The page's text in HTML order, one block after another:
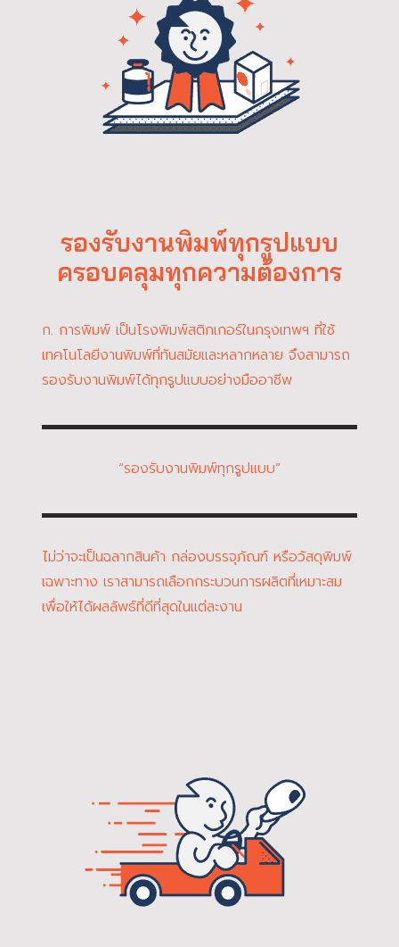
รองรับงานพิมพ์ทุกรูปแบบ
ครอบคลุมทุกความต้องการ
ก. การพิมพ์ เป็นโรงพิมพ์สติกเกอร์ในกรุงเทพฯ ที่ใช้
เทคโนโลยีงานพิมพ์ที่ทันสมัยและหลากหลาย จึงสามารถ
รองรับงานพิมพ์ได้ทุกรูปแบบอย่างมืออาชีพ
“รองรับงานพิมพ์ทุกรูปแบบ”
ไม่ว่าจะเป็นฉลากสินค้า กล่องบรรจุภัณฑ์ หรือวัสดุพิมพ์
เฉพาะทาง เราสามารถเลือกกระบวนการผลิตที่เหมาะสม
เพื่อให้ได้ผลลัพธ์ที่ดีที่สุดในแต่ละงาน